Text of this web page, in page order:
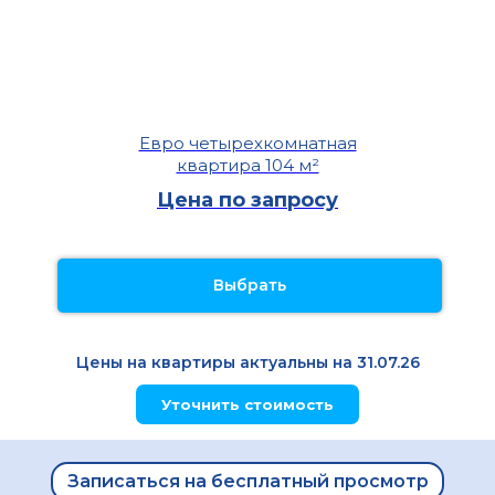
Евро четырехкомнатная
квартира 104 м²
Цена по запросу
Выбрать
Уточнить стоимость
Цены на квартиры актуальны на 31.07.26
Записаться на бесплатный просмотр